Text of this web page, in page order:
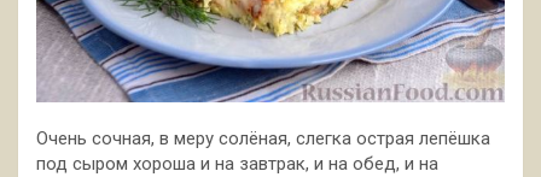
Очень сочная, в меру солёная, слегка острая лепёшка
под сыром хороша и на завтрак, и на обед, и на